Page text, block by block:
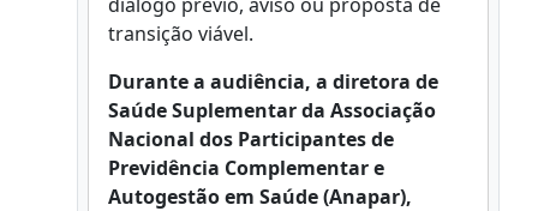
transição viável.
Durante a audiência, a diretora de
Saúde Suplementar da Associação
Nacional dos Participantes de
Previdência Complementar e
Autogestão em Saúde (Anapar),